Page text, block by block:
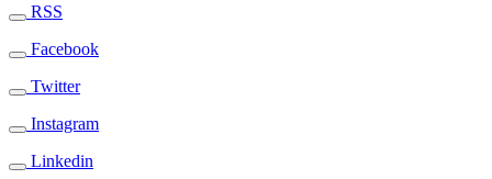
RSS
Facebook
Twitter
Instagram
Linkedin